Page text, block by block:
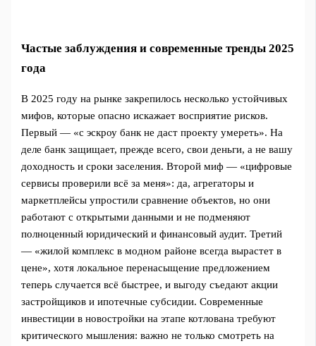
Частые заблуждения и современные тренды 2025
года
В 2025 году на рынке закрепилось несколько устойчивых
мифов, которые опасно искажает восприятие рисков.
Первый — «с эскроу банк не даст проекту умереть». На
деле банк защищает, прежде всего, свои деньги, а не вашу
доходность и сроки заселения. Второй миф — «цифровые
сервисы проверили всё за меня»: да, агрегаторы и
маркетплейсы упростили сравнение объектов, но они
работают с открытыми данными и не подменяют
полноценный юридический и финансовый аудит. Третий
— «жилой комплекс в модном районе всегда вырастет в
цене», хотя локальное перенасыщение предложением
теперь случается всё быстрее, и выгоду съедают акции
застройщиков и ипотечные субсидии. Современные
инвестиции в новостройки на этапе котлована требуют
критического мышления: важно не только смотреть на